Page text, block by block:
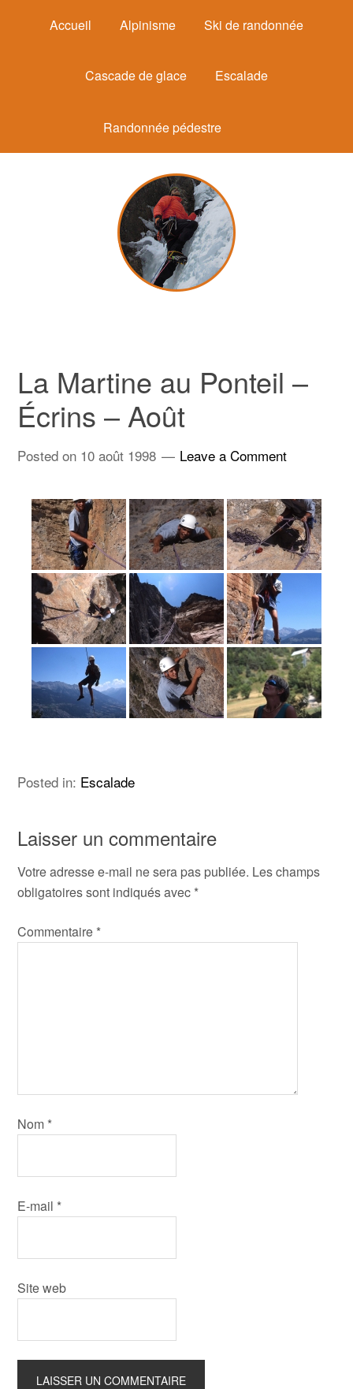
Accueil Alpinisme Ski de randonnée
Cascade de glace Escalade
Randonnée pédestre
La Martine au Ponteil –
Écrins – Août
Posted on 10 août 1998 Leave a Comment
Posted in: Escalade
Laisser un commentaire
Votre adresse e-mail ne sera pas publiée. Les champs
obligatoires sont indiqués avec *
Commentaire *
Nom *
E-mail *
Site web